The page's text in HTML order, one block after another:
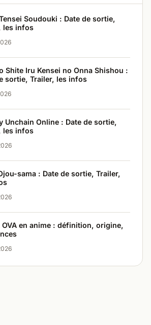
Soudouki : Date de sortie,
les infos
Shite Iru Kensei no Onna Shishou :
sortie, Trailer, les infos
Unchain Online : Date de sortie,
les infos
sama : Date de sortie, Trailer,
OVA en anime : définition, origine,